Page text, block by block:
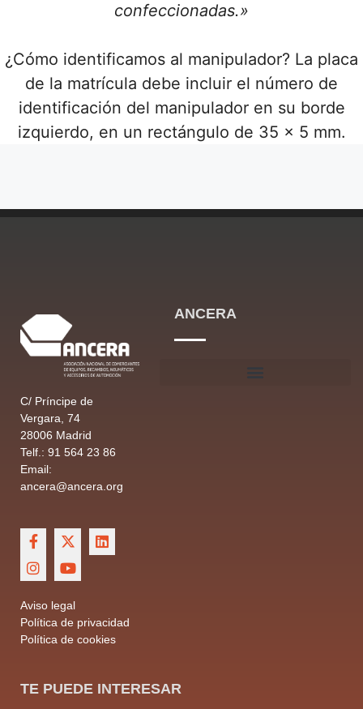
confeccionadas.»
¿Cómo identificamos al manipulador? La placa
de la matrícula debe incluir el número de
identificación del manipulador en su borde
izquierdo, en un rectángulo de 35 x 5 mm.
C/ Príncipe de
Vergara, 74
28006 Madrid
Telf.: 91 564 23 86
Email:
ancera@ancera.org
Aviso legal
Política de privacidad
Política de cookies
ANCERA
TE PUEDE INTERESAR